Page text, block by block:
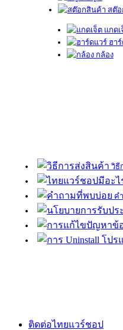
สต๊
แกด
ฮา
กล้อง
วิธี
ค
ติดต่อไทยแวร์ชอป